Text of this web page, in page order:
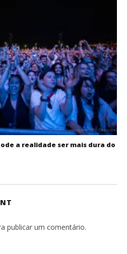
a realidade ser mais dura do
publicar um comentário.